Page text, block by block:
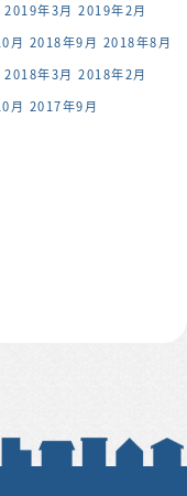
2019年3月 2019年2月
月 2018年9月 2018年8月
2018年3月 2018年2月
月 2017年9月